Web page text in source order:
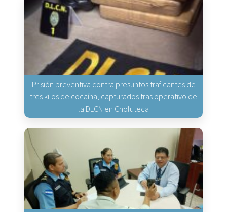
Prisión preventiva contra presuntos traficantes de
tres kilos de cocaína, capturados tras operativo de
la DLCN en Choluteca